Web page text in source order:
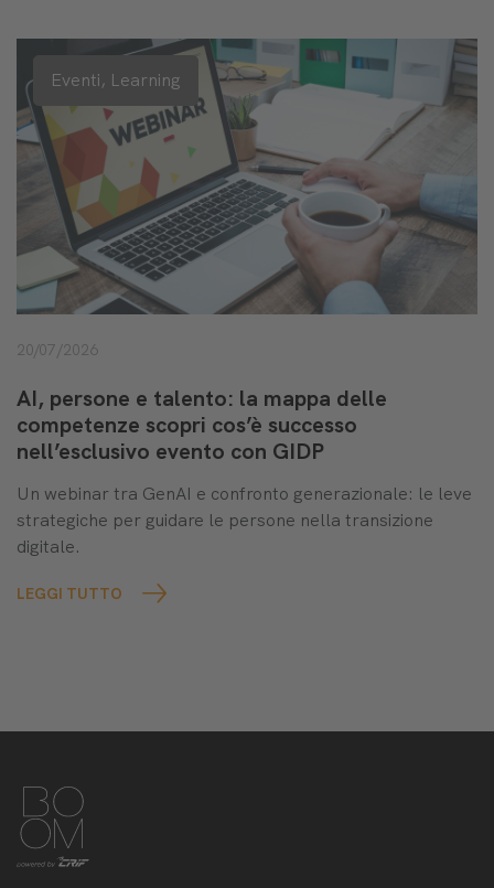
Eventi, Learning
20/07/2026
AI, persone e talento: la mappa delle
competenze scopri cos’è successo
nell’esclusivo evento con GIDP
Un webinar tra GenAI e confronto generazionale: le leve
strategiche per guidare le persone nella transizione
digitale.
LEGGI TUTTO